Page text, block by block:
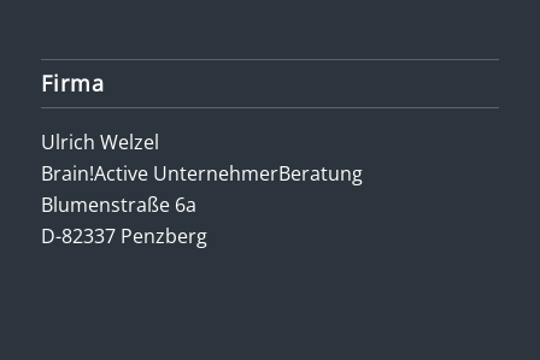
Firma
Ulrich Welzel
Brain!Active UnternehmerBeratung
Blumenstraße 6a
D-82337 Penzberg